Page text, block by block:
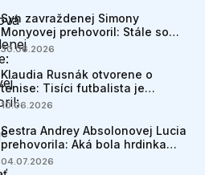
Syn zavraždenej Simony
Monyovej prehovoril: Stále som
čakal, že sa mama vráti
30.06.2026
Klaudia Rusnák otvorene o
tenise: Tisíci futbalista je
milionár, tenista bezdomovec
10.06.2026
Sestra Andrey Absolonovej Lucia
prehovorila: Aká bola hrdinka
filmu Jej telo v skutočnosti?
04.07.2026